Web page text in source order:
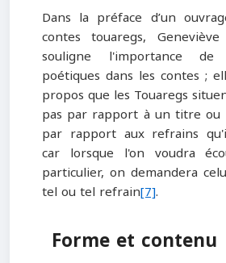
Dans la préface d’un
contes touaregs, Geneviève
souligne l'importance de
poétiques dans les contes ;
propos que les Touaregs
pas par rapport à un titre ou
par rapport aux refrains
car lorsque l'on voudra
particulier, on demandera
tel ou tel refrain[7].
Forme et contenu